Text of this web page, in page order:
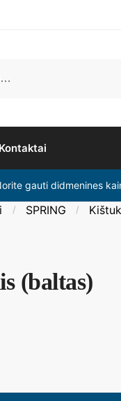
Kontaktai
gauti didmenines
/ SPRING /
(baltas)